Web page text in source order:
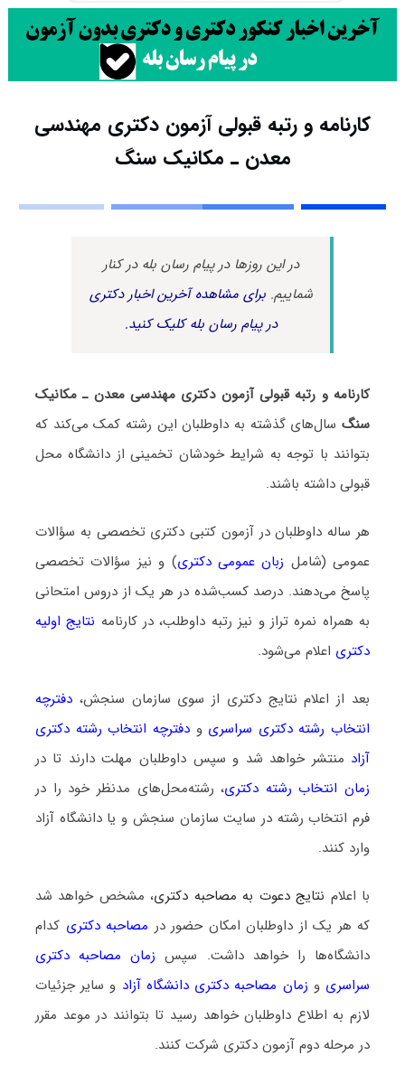
کارنامه و رتبه قبولی آزمون دکتری ﻣﻬﻨﺪسی
ﻣﻌﺪن ـ مکانیک ﺳﻨﮓ
در این روزها در پیام رسان بله در کنار
شماییم.برای مشاهده آخرین اخبار دکتری
در پیام رسان بله کلیک کنید.
کارنامه و رتبه قبولی آزمون دکتری ﻣﻬﻨﺪسی ﻣﻌﺪن ـ مکانیک
ﺳﻨﮓسال‌های گذشته به داوطلبان این رشته کمک می‌کند که
بتوانند با توجه به شرایط خودشان تخمینی از دانشگاه محل
قبولی داشته باشند.
هر ساله داوطلبان در آزمون کتبی دکتری تخصصی به سؤالات
عمومی (شامل زبان عمومی دکتری) و نیز سؤالات تخصصی
پاسخ می‌دهند. درصد کسب‌شده در هر یک از دروس امتحانی
به همراه نمره تراز و نیز رتبه داوطلب، در کارنامه نتایج اولیه
دکتری اعلام می‌شود.
بعد از اعلام نتایج دکتری از سوی سازمان سنجش،دفترچه
انتخاب رشته دکتری سراسری ودفترچه انتخاب رشته دکتری
آزاد منتشر خواهد شد و سپس داوطلبان مهلت دارند تا در
زمان انتخاب رشته دکتری، رشته‌محل‌های مدنظر خود را در
فرم انتخاب رشته در سایت سازمان سنجش و یا دانشگاه آزاد
وارد کنند.
با اعلام نتایج دعوت به مصاحبه دکتری، مشخص خواهد شد
که هر یک از داوطلبان امکان حضور در مصاحبه دکتری کدام
دانشگاه‌ها را خواهد داشت. سپس زمان مصاحبه دکتری
سراسری و زمان مصاحبه دکتری دانشگاه آزاد و سایر جزئیات
لازم به اطلاع داوطلبان خواهد رسید تا بتوانند در موعد مقرر
در مرحله دوم آزمون دکتری شرکت کنند.